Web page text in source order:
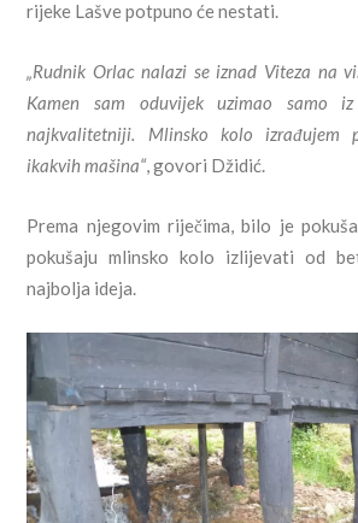
rijeke Lašve potpuno će nestati.
„Rudnik Orlac nalazi se iznad Viteza na
Kamen sam oduvijek uzimao samo
najkvalitetniji. Mlinsko kolo izrađujem
ikakvih mašina“, govori Džidić.
Prema njegovim riječima, bilo je
pokušaju mlinsko kolo izlijevati od
najbolja ideja.